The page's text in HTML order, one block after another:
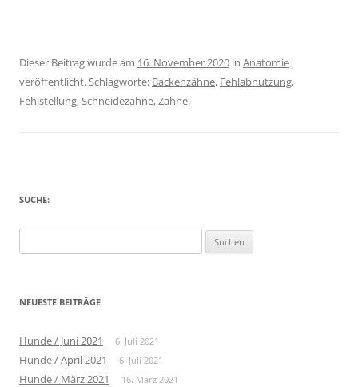
Dieser Beitrag wurde am 16. November 2020 in Anatomie
veröffentlicht. Schlagworte: Backenzähne, Fehlabnutzung,
Fehlstellung,Schneidezähne,Zähne.
SUCHE:
nach:
NEUESTE BEITRÄGE
Hunde / Juni 2021 6. Juli 2021
Hunde / April 2021 6. Juli 2021
Hunde / März 2021 16. März 2021